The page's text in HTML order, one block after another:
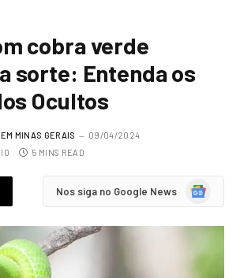
cobra verde
sorte: Entenda os
Ocultos
MINAS GERAIS
09/04/2024
5 MINS READ
Nos siga no Google News
Google